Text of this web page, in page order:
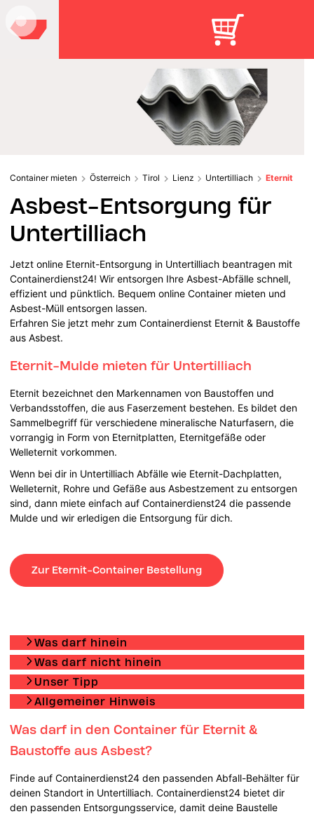
Container mieten Österreich Tirol Lienz Untertilliach Eternit
Asbest-Entsorgung für
Untertilliach
Jetzt online Eternit-Entsorgung in Untertilliach beantragen mit
Containerdienst24! Wir entsorgen Ihre Asbest-Abfälle schnell,
effizient und pünktlich. Bequem online Container mieten und
Asbest-Müll entsorgen lassen.
Erfahren Sie jetzt mehr zum Containerdienst Eternit & Baustoffe
aus Asbest.
Eternit-Mulde mieten für Untertilliach
Eternit bezeichnet den Markennamen von Baustoffen und
Verbandsstoffen, die aus Faserzement bestehen. Es bildet den
Sammelbegriff für verschiedene mineralische Naturfasern, die
vorrangig in Form von Eternitplatten, Eternitgefäße oder
Welleternit vorkommen.
Wenn bei dir in Untertilliach Abfälle wie Eternit-Dachplatten,
Welleternit, Rohre und Gefäße aus Asbestzement zu entsorgen
sind, dann miete einfach auf Containerdienst24 die passende
Mulde und wir erledigen die Entsorgung für dich.
Zur Eternit-Container Bestellung
Was darf hinein
Was darf nicht hinein
Unser Tipp
Allgemeiner Hinweis
Was darf in den Container für Eternit &
Baustoffe aus Asbest?
Finde auf Containerdienst24 den passenden Abfall-Behälter für
deinen Standort in Untertilliach. Containerdienst24 bietet dir
den passenden Entsorgungsservice, damit deine Baustelle